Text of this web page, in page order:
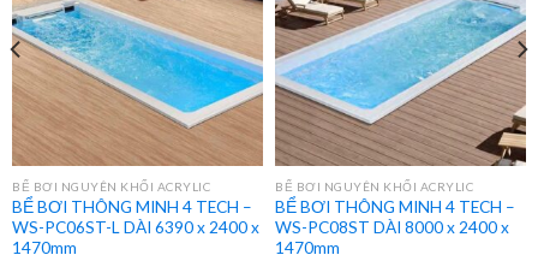
BỂ BƠI NGUYÊN KHỐI ACRYLIC
BỂ BƠI THÔNG MINH 4 TECH –
WS-PC06ST-L DÀI 6390 x 2400 x
1470mm
BỂ BƠI NGUYÊN KHỐI ACRYLIC
BỂ BƠI THÔNG MINH 4 TECH –
WS-PC08ST DÀI 8000 x 2400 x
1470mm